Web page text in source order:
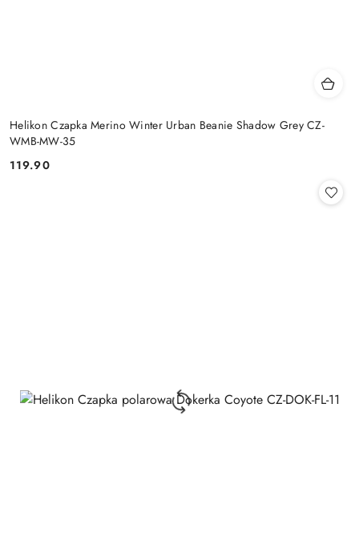
Helikon Czapka Merino Winter Urban Beanie Shadow Grey CZ-
WMB-MW-35
Cena:
119.90